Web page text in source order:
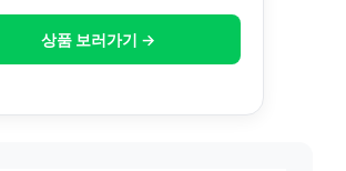
상품 보러가기 →